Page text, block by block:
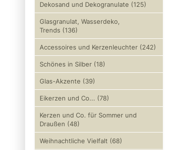
Dekosand und Dekogranulate (125)
Glasgranulat, Wasserdeko,
Trends (136)
Accessoires und Kerzenleuchter (242)
Schönes in Silber (18)
Glas-Akzente (39)
Eikerzen und Co... (78)
Kerzen und Co. für Sommer und
Draußen (48)
Weihnachtliche Vielfalt (68)